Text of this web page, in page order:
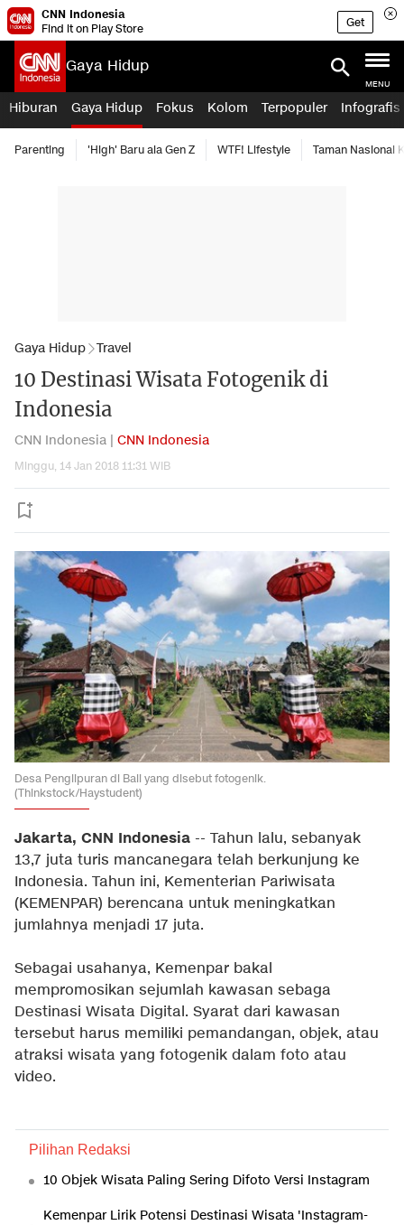
CNN Indonesia
Find it on Play Store
Get
Gaya Hidup
MENU
Hiburan Gaya Hidup Fokus Kolom Terpopuler Infografis
Parenting 'High' Baru ala Gen Z WTF! Lifestyle Taman Nasional
Gaya Hidup Travel
10 Destinasi Wisata Fotogenik di
Indonesia
CNN Indonesia | CNN Indonesia
Minggu, 14 Jan 2018 11:31 WIB
Desa Penglipuran di Bali yang disebut fotogenik.
(Thinkstock/Haystudent)
Jakarta, CNN Indonesia -- Tahun lalu, sebanyak
13,7 juta turis mancanegara telah berkunjung ke
Indonesia. Tahun ini, Kementerian Pariwisata
(KEMENPAR) berencana untuk meningkatkan
jumlahnya menjadi 17 juta.
Sebagai usahanya, Kemenpar bakal
mempromosikan sejumlah kawasan sebaga
Destinasi Wisata Digital. Syarat dari kawasan
tersebut harus memiliki pemandangan, objek, atau
atraksi wisata yang fotogenik dalam foto atau
video.
Pilihan Redaksi
10 Objek Wisata Paling Sering Difoto Versi Instagram
Kemenpar Lirik Potensi Destinasi Wisata 'Instagram-